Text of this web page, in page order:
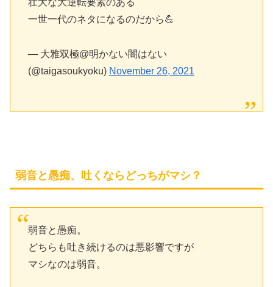
一世一代のネタになるのだから💪
— 大雅双極@明かない闇はない
(@taigasoukyoku) November 26, 2021
弱音と愚痴、吐くならどっちがマシ？
弱音と愚痴。
どちらも吐き続けるのは悪影響ですが
マシなのは弱音。